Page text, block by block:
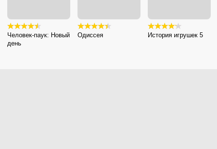
Человек-паук: Новый
день
Одиссея История игрушек 5